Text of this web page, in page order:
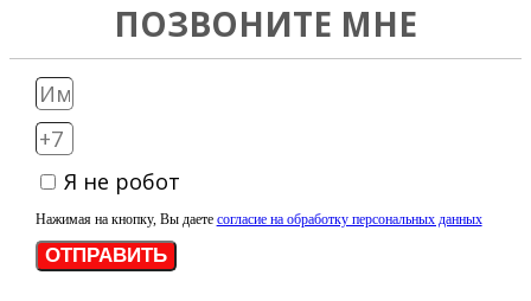
ПОЗВОНИТЕ МНЕ
Я не робот
Нажимая на кнопку, Вы даете согласие на обработку персональных данных
ОТПРАВИТЬ